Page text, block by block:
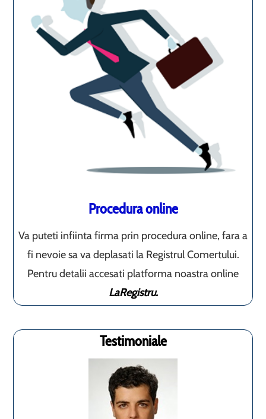
Procedura online
Va puteti infiinta firma prin procedura online, fara a
fi nevoie sa va deplasati la Registrul Comertului.
Pentru detalii accesati platforma noastra online
LaRegistru.
Testimoniale